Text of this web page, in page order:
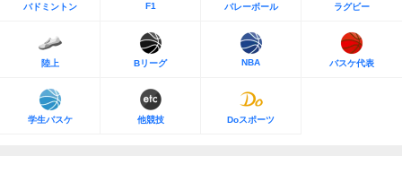
バドミントン F1 バレーボール ラグビー
陸上 Bリーグ NBA バスケ代表
学生バスケ 他競技 Doスポーツ